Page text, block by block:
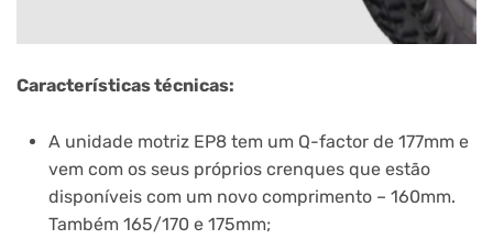
Características técnicas:
A unidade motriz EP8 tem um Q-factor de 177mm e
vem com os seus próprios crenques que estão
disponíveis com um novo comprimento – 160mm.
Também 165/170 e 175mm;